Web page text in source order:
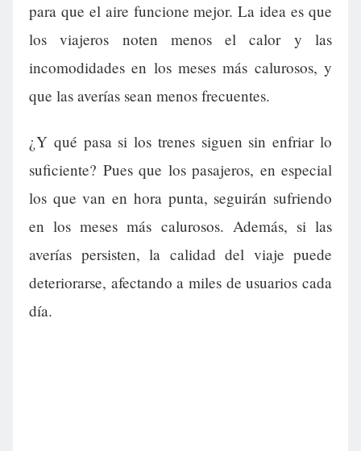
para que el aire funcione mejor. La idea es que
los viajeros noten menos el calor y las
incomodidades en los meses más calurosos, y
que las averías sean menos frecuentes.
¿Y qué pasa si los trenes siguen sin enfriar lo
suficiente? Pues que los pasajeros, en especial
los que van en hora punta, seguirán sufriendo
en los meses más calurosos. Además, si las
averías persisten, la calidad del viaje puede
deteriorarse, afectando a miles de usuarios cada
día.